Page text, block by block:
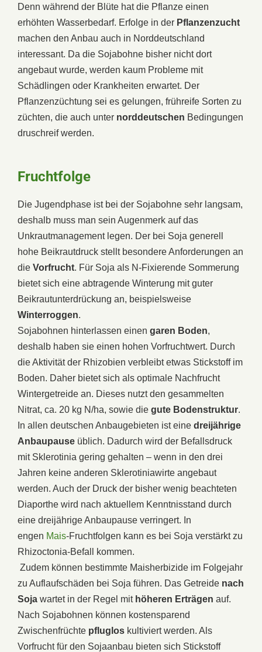
Denn während der Blüte hat die Pflanze einen
erhöhten Wasserbedarf. Erfolge in der Pflanzenzucht
machen den Anbau auch in Norddeutschland
interessant. Da die Sojabohne bisher nicht dort
angebaut wurde, werden kaum Probleme mit
Schädlingen oder Krankheiten erwartet. Der
Pflanzenzüchtung sei es gelungen, frühreife Sorten zu
züchten, die auch unter norddeutschen Bedingungen
druschreif werden.
Fruchtfolge
Die Jugendphase ist bei der Sojabohne sehr langsam,
deshalb muss man sein Augenmerk auf das
Unkrautmanagement legen. Der bei Soja generell
hohe Beikrautdruck stellt besondere Anforderungen an
die Vorfrucht. Für Soja als N-Fixierende Sommerung
bietet sich eine abtragende Winterung mit guter
Beikrautunterdrückung an, beispielsweise
Winterroggen.
Sojabohnen hinterlassen einen garen Boden,
deshalb haben sie einen hohen Vorfruchtwert. Durch
die Aktivität der Rhizobien verbleibt etwas Stickstoff im
Boden. Daher bietet sich als optimale Nachfrucht
Wintergetreide an. Dieses nutzt den gesammelten
Nitrat, ca. 20 kg N/ha, sowie die gute Bodenstruktur.
In allen deutschen Anbaugebieten ist eine dreijährige
Anbaupause üblich. Dadurch wird der Befallsdruck
mit Sklerotinia gering gehalten – wenn in den drei
Jahren keine anderen Sklerotiniawirte angebaut
werden. Auch der Druck der bisher wenig beachteten
Diaporthe wird nach aktuellem Kenntnisstand durch
eine dreijährige Anbaupause verringert. In
engen Mais-Fruchtfolgen kann es bei Soja verstärkt zu
Rhizoctonia-Befall kommen.
Zudem können bestimmte Maisherbizide im Folgejahr
zu Auflaufschäden bei Soja führen. Das Getreide nach
Soja wartet in der Regel mit höheren Erträgen auf.
Nach Sojabohnen können kostensparend
Zwischenfrüchte pfluglos kultiviert werden. Als
Vorfrucht für den Sojaanbau bieten sich Stickstoff